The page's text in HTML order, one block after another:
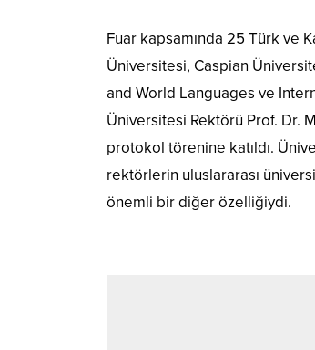
Fuar kapsamında 25 Türk ve
Üniversitesi, Caspian
and World Languages ve
Üniversitesi Rektörü Prof. Dr.
protokol törenine katıldı.
rektörlerin uluslararası
önemli bir diğer özelliğiydi.